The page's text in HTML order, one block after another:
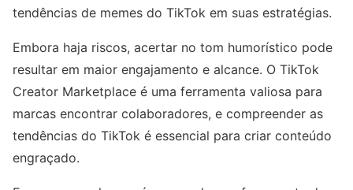
tendências de memes do TikTok em suas estratégias.
Embora haja riscos, acertar no tom humorístico pode
resultar em maior engajamento e alcance. O TikTok
Creator Marketplace é uma ferramenta valiosa para
marcas encontrar colaboradores, e compreender as
tendências do TikTok é essencial para criar conteúdo
engraçado.